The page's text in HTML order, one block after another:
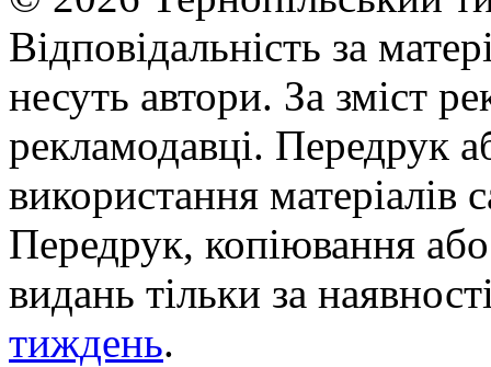
Відповідальність за
несуть автори. За зміст
рекламодавці. Передрук
використання матеріалів
Передрук, копіювання
видань тільки за
тиждень.